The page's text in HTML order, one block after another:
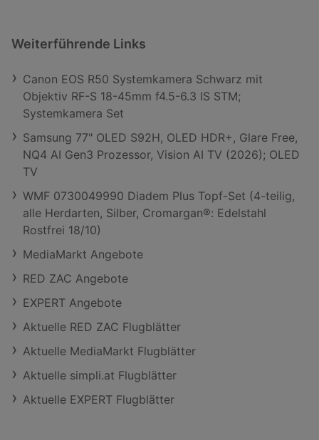
Weiterführende Links
Canon EOS R50 Systemkamera Schwarz mit
Objektiv RF-S 18-45mm f4.5-6.3 IS STM;
Systemkamera Set
Samsung 77" OLED S92H, OLED HDR+, Glare Free,
NQ4 AI Gen3 Prozessor, Vision AI TV (2026); OLED
TV
WMF 0730049990 Diadem Plus Topf-Set (4-teilig,
alle Herdarten, Silber, Cromargan®: Edelstahl
Rostfrei 18/10)
MediaMarkt Angebote
RED ZAC Angebote
EXPERT Angebote
Aktuelle RED ZAC Flugblätter
Aktuelle MediaMarkt Flugblätter
Aktuelle simpli.at Flugblätter
Aktuelle EXPERT Flugblätter